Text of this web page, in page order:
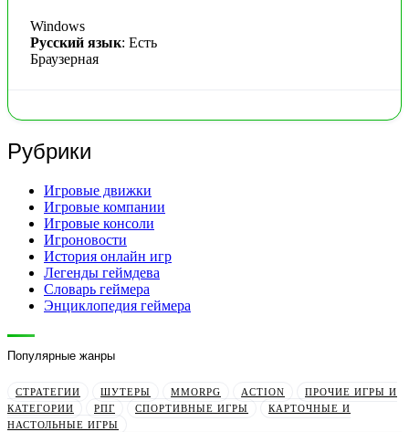
Windows
Русский язык: Есть
Браузерная
Рубрики
Игровые движки
Игровые компании
Игровые консоли
Игроновости
История онлайн игр
Легенды геймдева
Словарь геймера
Энциклопедия геймера
Популярные жанры
СТРАТЕГИИ ШУТЕРЫ MMORPG ACTION
ПРОЧИЕ ИГРЫ И
КАТЕГОРИИ
РПГ СПОРТИВНЫЕ ИГРЫ
КАРТОЧНЫЕ И
НАСТОЛЬНЫЕ ИГРЫ